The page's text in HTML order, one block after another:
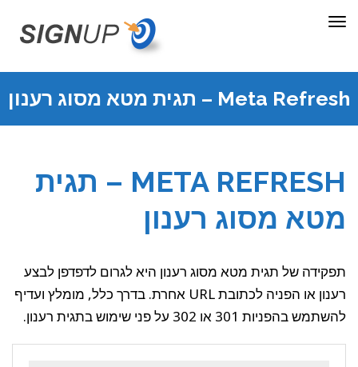
תפריט
Meta Refresh – תגית מטא מסוג רענון
META REFRESH – תגית
מטא מסוג רענון
תפקידה של תגית מטא מסוג רענון היא לגרום לדפדפן לבצע
רענון או הפניה לכתובת URL אחרת. בדרך כלל, מומלץ ועדיף
להשתמש בהפניות 301 או 302 על פני שימוש בתגית רענון.